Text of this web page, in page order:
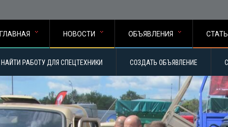
ГЛАВНАЯ НОВОСТИ ОБЪЯВЛЕНИЯ
НАЙТИ РАБОТУ ДЛЯ СПЕЦТЕХНИКИ СОЗДАТЬ ОБЪЯВЛЕНИЕ